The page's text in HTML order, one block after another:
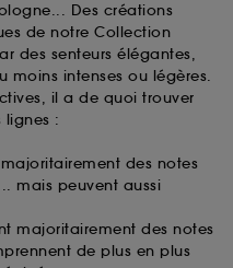
Des créations
de notre Collection
des senteurs élégantes,
moins intenses ou légères.
il a de quoi trouver
lignes :
des notes
mais peuvent aussi
majoritairement des notes
de plus en plus